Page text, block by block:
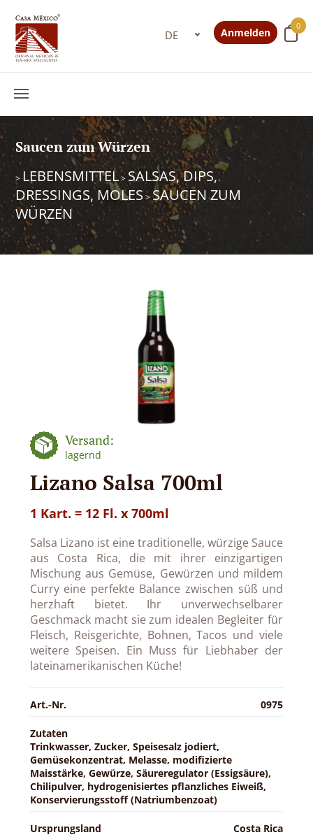
0
Anmelden
Saucen zum Würzen
> LEBENSMITTEL> SALSAS, DIPS,
DRESSINGS, MOLES >SAUCEN ZUM
WÜRZEN
Versand:
lagernd
Lizano Salsa 700ml
1 Kart. = 12 Fl. x 700ml
Salsa Lizano ist eine traditionelle, würzige Sauce
aus Costa Rica, die mit ihrer einzigartigen
Mischung aus Gemüse, Gewürzen und mildem
Curry eine perfekte Balance zwischen süß und
herzhaft bietet. Ihr unverwechselbarer
Geschmack macht sie zum idealen Begleiter für
Fleisch, Reisgerichte, Bohnen, Tacos und viele
weitere Speisen. Ein Muss für Liebhaber der
lateinamerikanischen Küche!
Art.-Nr. 0975
Zutaten
Trinkwasser, Zucker, Speisesalz jodiert,
Gemüsekonzentrat, Melasse, modifizierte
Maisstärke, Gewürze, Säureregulator (Essigsäure),
Chilipulver, hydrogenisiertes pflanzliches Eiweiß,
Konservierungsstoff (Natriumbenzoat)
Ursprungsland Costa Rica